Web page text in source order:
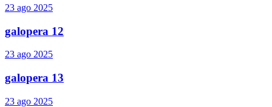
23 ago 2025
galopera 12
23 ago 2025
galopera 13
23 ago 2025